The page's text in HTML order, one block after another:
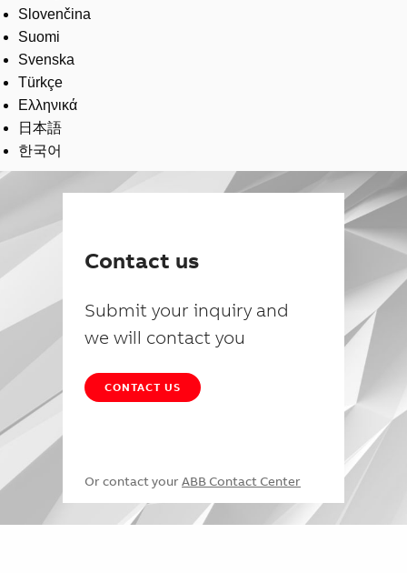
Slovenčina
Suomi
Svenska
Türkçe
Ελληνικά
日本語
한국어
Contact us
Submit your inquiry and
we will contact you
CONTACT US
Or contact your ABB Contact Center